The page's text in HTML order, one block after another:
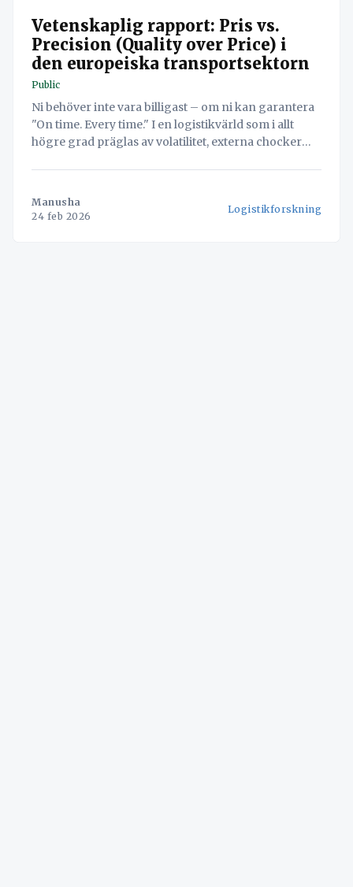
Vetenskaplig rapport: Pris vs.
Precision (Quality over Price) i
den europeiska transportsektorn
Public
Ni behöver inte vara billigast – om ni kan garantera
"On time. Every time." I en logistikvärld som i allt
högre grad präglas av volatilitet, externa chocker
vägval där framgångsrika transportföretag överger
Manusha
24 feb 2026
Logistikforskning